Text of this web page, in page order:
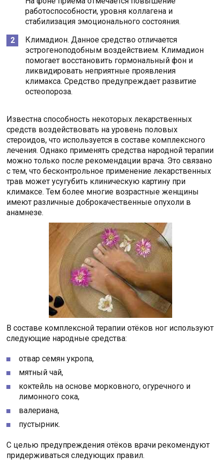
работоспособности, уровня коллагена и
стабилизация эмоционального состояния.
Климадион. Данное средство отличается
эстрогеноподобным воздействием. Климадион
помогает восстановить гормональный фон и
ликвидировать неприятные проявления
климакса. Средство предупреждает развитие
остеопороза.
Известна способность некоторых лекарственных
средств воздействовать на уровень половых
стероидов, что используется в составе комплексного
лечения. Однако применять средства народной терапии
можно только после рекомендации врача. Это связано
с тем, что бесконтрольное применение лекарственных
трав может усугубить клиническую картину при
климаксе. Тем более многие возрастные женщины
имеют различные доброкачественные опухоли в
анамнезе.
В составе комплексной терапии отёков ног используют
следующие народные средства:
отвар семян укропа,
мятный чай,
коктейль на основе морковного, огуречного и
лимонного сока,
валериана,
пустырник.
С целью предупреждения отёков врачи рекомендуют
придерживаться следующих правил.